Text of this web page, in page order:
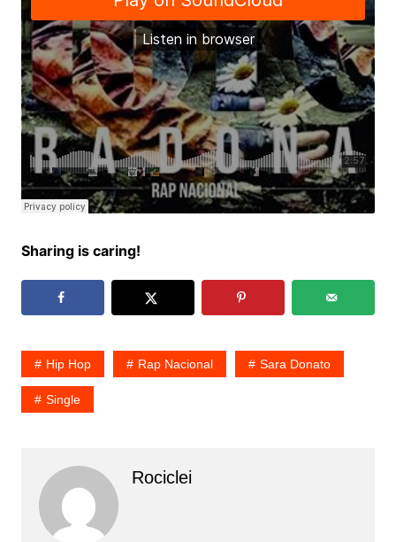
Sharing is caring!
Hip Hop Rap Nacional Sara Donato
Single
Rociclei